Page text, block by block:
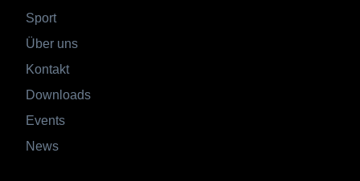
Sport
Über uns
Kontakt
Downloads
Events
News